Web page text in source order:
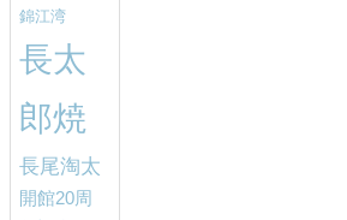
錦江湾
長太
郎焼
長尾淘太
開館20周